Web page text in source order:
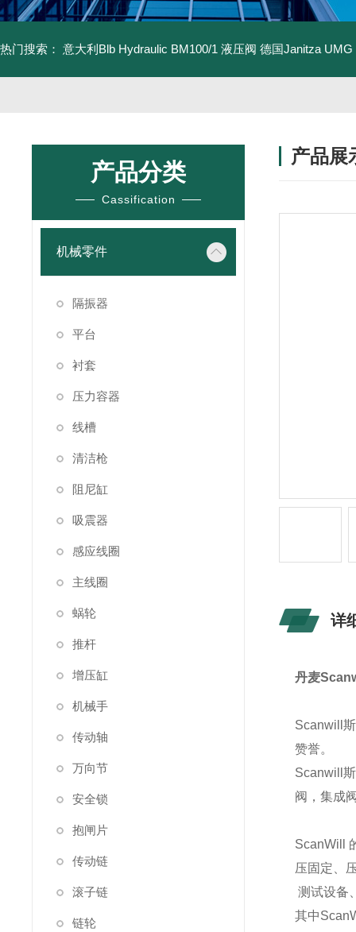
热门搜索： 意大利Blb Hydraulic BM100/1 液压阀 德国Janitza UMG
产品分类
Cassification
机械零件
隔振器
平台
衬套
压力容器
线槽
清洁枪
阻尼缸
吸震器
感应线圈
主线圈
蜗轮
推杆
增压缸
机械手
传动轴
万向节
安全锁
抱闸片
传动链
滚子链
链轮
产品展
详
丹麦
Scanwill
赞誉。
Scanwill
阀，集成
ScanWill
压固定、
测试设备
其中